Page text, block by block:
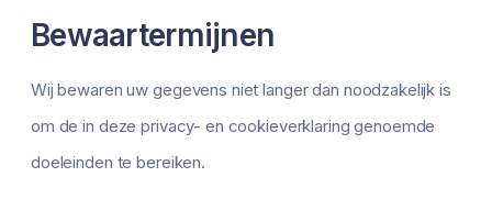
Bewaartermijnen
Wij bewaren uw gegevens niet langer dan noodzakelijk is
om de in deze privacy- en cookieverklaring genoemde
doeleinden te bereiken.